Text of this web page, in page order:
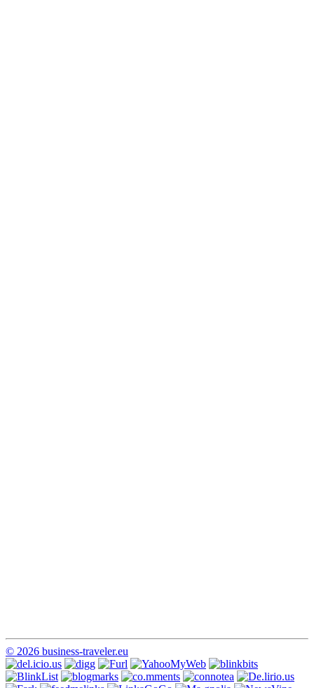
© 2026 business-traveler.eu